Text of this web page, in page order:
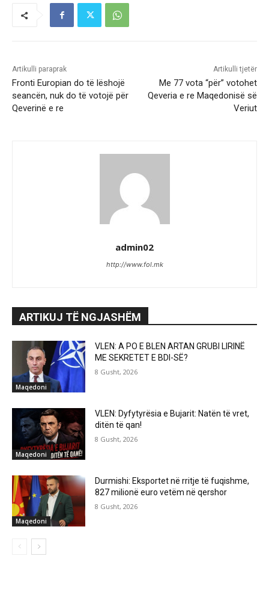
Artikulli paraprak
Fronti Europian do të lëshojë
seancën, nuk do të votojë për
Qeverinë e re
Artikulli tjetër
Me 77 vota “për” votohet
Qeveria e re Maqedonisë së
Veriut
admin02
http://www.fol.mk
ARTIKUJ TË NGJASHËM
Maqedoni
VLEN: A PO E BLEN ARTAN GRUBI LIRINË
ME SEKRETET E BDI-SË?
8 Gusht, 2026
Maqedoni
VLEN: Dyfytyrësia e Bujarit: Natën të vret,
ditën të qan!
8 Gusht, 2026
Maqedoni
Durmishi: Eksportet në rritje të fuqishme,
827 milionë euro vetëm në qershor
8 Gusht, 2026